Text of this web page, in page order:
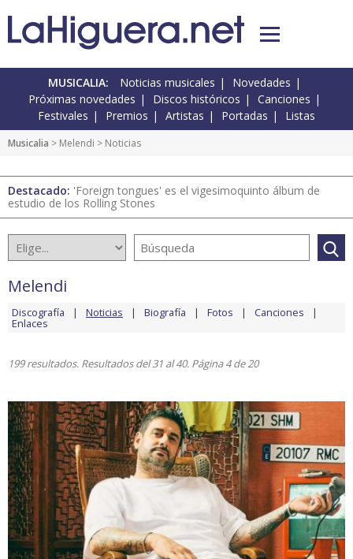
MUSICALIA: Noticias musicales
Novedades
Próximas novedades
Discos históricos
Canciones
Festivales
Premios Artistas Portadas Listas
Musicalia > Melendi > Noticias
Destacado: 'Foreign tongues' es el vigesimoquinto álbum de
estudio de los Rolling Stones
Melendi
Discografía Noticias Biografía Fotos Canciones
Enlaces
199 resultados. Resultados del 31 al 40. Página 4 de 20